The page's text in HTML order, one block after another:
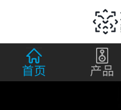
首页 产品